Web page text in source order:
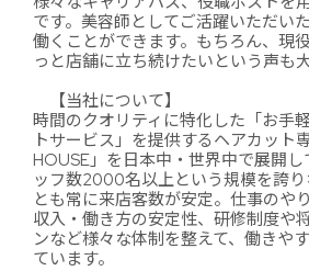
です。美容師としてご活躍いただい
働くことができます。もちろん、現
っと店舗に立ち続けたいという声も
【当社について】
時間のクオリティに特化した「お手
トサービス」を提供するヘアカット
HOUSE」を日本中・世界中で展開し
ッフ数2000名以上という規模を誇
とも常に来店客数が安定。仕事のや
収入・働き方の安定性、研修制度や
ンなど様々な体制を整えて、働きや
ています。